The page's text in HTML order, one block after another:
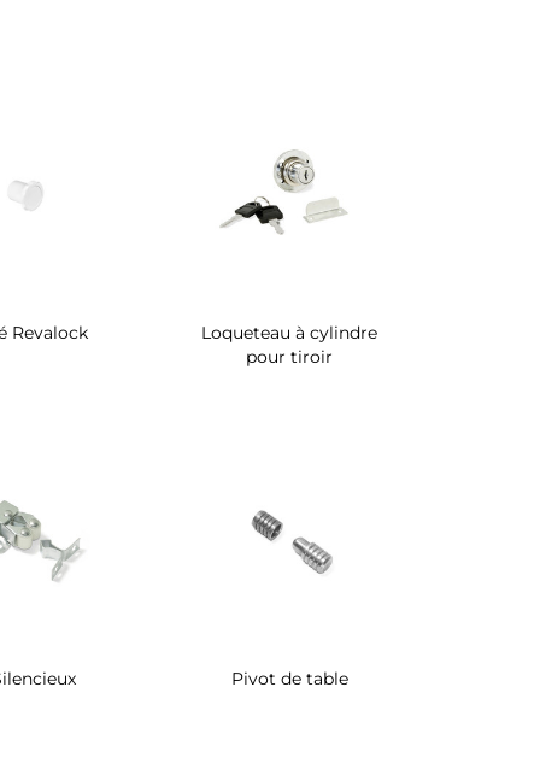
Revalock
Loqueteau à cylindre
pour tiroir
Pivot de table